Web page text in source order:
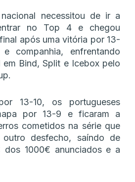
necessitou de ir a
no Top 4 e chegou
após uma vitória por 13-
companhia, enfrentando
em Bind, Split e Icebox pelo
13-10, os portugueses
por 13-9 e ficaram a
cometidos na série que
desfecho, saíndo de
1000€ anunciados e a